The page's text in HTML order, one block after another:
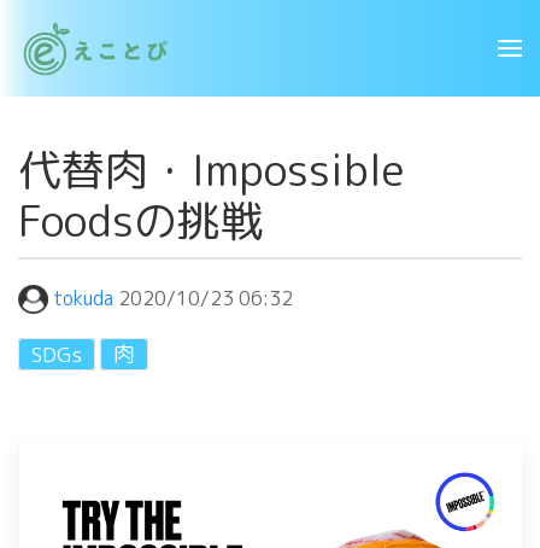
代替肉・Impossible
Foodsの挑戦
tokuda 2020/10/23 06:32
SDGs 肉